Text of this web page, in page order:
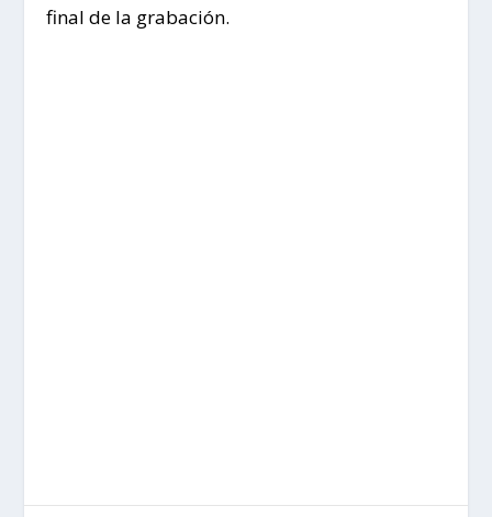
final de la grabación.